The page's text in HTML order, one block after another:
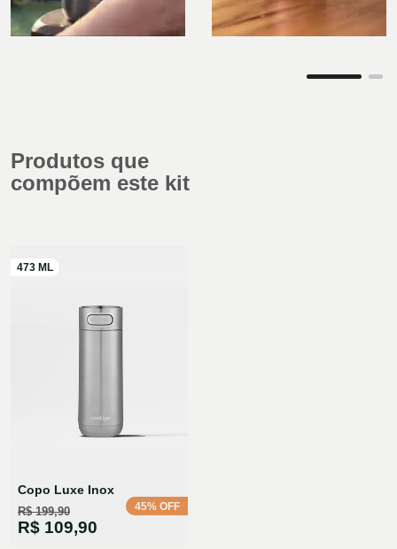
Produtos que
compõem este kit
Copo Luxe Inox
R$ 199,90
R$ 109,90
45% OFF